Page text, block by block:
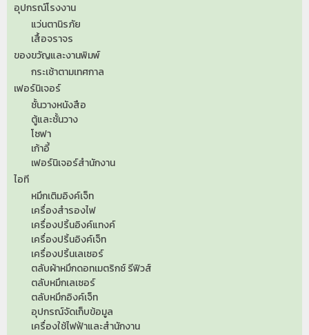
อุปกรณ์โรงงาน
แว่นตานิรภัย
เสื้อจราจร
ของขวัญและงานพิมพ์
กระเช้าตามเทศกาล
เฟอร์นิเจอร์
ชั้นวางหนังสือ
ตู้และชั้นวาง
โซฟา
เก้าอี้
เฟอร์นิเจอร์สำนักงาน
ไอที
หมึกเติมอิงค์เจ็ท
เครื่องสำรองไฟ
เครื่องปริ้นอิงค์แทงค์
เครื่องปริ้นอิงค์เจ็ท
เครื่องปริ้นเลเซอร์
ตลับผ้าหมึกดอทเมตริกซ์ รีฟิวส์
ตลับหมึกเลเซอร์
ตลับหมึกอิงค์เจ็ท
อุปกรณ์จัดเก็บข้อมูล
เครื่องใช้ไฟฟ้าและสำนักงาน